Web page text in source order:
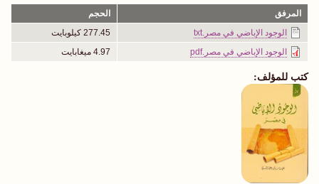
المرفق
الحجم
الوجود الإباضي في مصر.txt
277.45 كيلوبايت
الوجود الإباضي في مصر.pdf
4.97 ميغابايت
كتب للمؤلف: